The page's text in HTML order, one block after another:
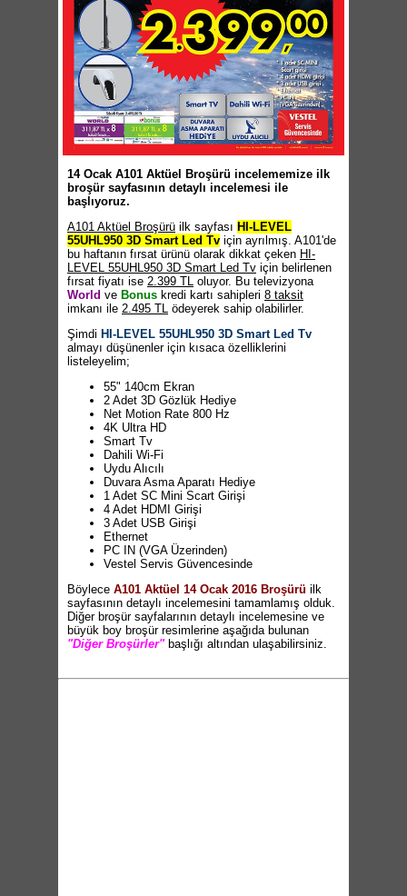
14 Ocak A101 Aktüel Broşürü incelememize ilk
broşür sayfasının detaylı incelemesi ile
başlıyoruz.
A101 Aktüel Broşürü ilk sayfası HI-LEVEL
55UHL950 3D Smart Led Tv için ayrılmış. A101'de
bu haftanın fırsat ürünü olarak dikkat çeken HI-
LEVEL 55UHL950 3D Smart Led Tv için belirlenen
fırsat fiyatı ise 2.399 TL oluyor. Bu televizyona
World ve Bonus kredi kartı sahipleri 8 taksit
imkanı ile 2.495 TL ödeyerek sahip olabilirler.
Şimdi HI-LEVEL 55UHL950 3D Smart Led Tv
almayı düşünenler için kısaca özelliklerini
listeleyelim;
55" 140cm Ekran
2 Adet 3D Gözlük Hediye
Net Motion Rate 800 Hz
4K Ultra HD
Smart Tv
Dahili Wi-Fi
Uydu Alıcılı
Duvara Asma Aparatı Hediye
1 Adet SC Mini Scart Girişi
4 Adet HDMI Girişi
3 Adet USB Girişi
Ethernet
PC IN (VGA Üzerinden)
Vestel Servis Güvencesinde
Böylece A101 Aktüel 14 Ocak 2016 Broşürü ilk
sayfasının detaylı incelemesini tamamlamış olduk.
Diğer broşür sayfalarının detaylı incelemesine ve
büyük boy broşür resimlerine aşağıda bulunan
"Diğer Broşürler"başlığı altından ulaşabilirsiniz.